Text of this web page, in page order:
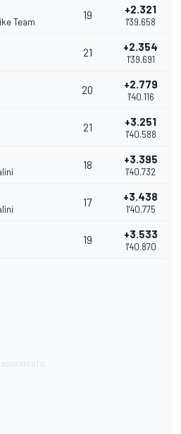
Team
19 +2.321
1'39.658
21 +2.354
1'39.691
20 +2.779
1'40.116
21 +3.251
1'40.588
18 +3.395
1'40.732
17 +3.438
1'40.775
19 +3.533
1'40.870